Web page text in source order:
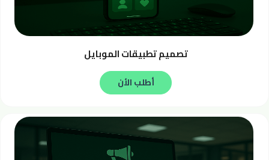
تصميم تطبيقات الموبايل
أطلب الأن